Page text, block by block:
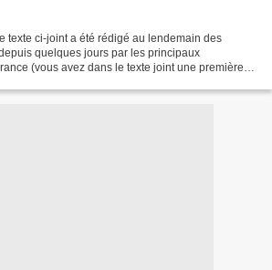
texte ci-joint a été rédigé au lendemain des
quelques jours par les principaux
(vous avez dans le texte joint une première